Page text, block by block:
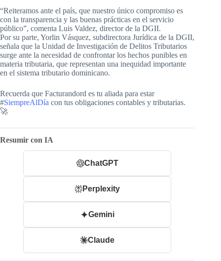
“Reiteramos ante el país, que nuestro único compromiso es
con la transparencia y las buenas prácticas en el servicio
público”, comenta Luis Valdez, director de la DGII.
Por su parte, Yorlin Vásquez, subdirectora Jurídica de la DGII,
señala que la Unidad de Investigación de Delitos Tributarios
surge ante la necesidad de confrontar los hechos punibles en
materia tributaria, que representan una inequidad importante
en el sistema tributario dominicano.
Recuerda que Facturandord es tu aliada para estar
#SiempreAlDía con tus obligaciones contables y tributarias.
🚀
Resumir con IA
ChatGPT
Perplexity
Gemini
Claude